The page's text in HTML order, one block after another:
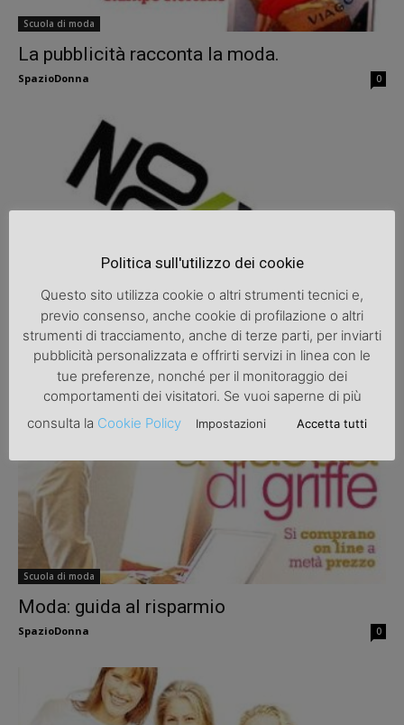
Scuola di moda
La pubblicità racconta la moda.
SpazioDonna 0
Scuola di moda
Idee nuove per la moda: un concorso per
diventare stilisti.
SpazioDonna
Scuola di moda
Moda: guida al risparmio
SpazioDonna 0
Politica sull'utilizzo dei cookie
Questo sito utilizza cookie o altri strumenti tecnici e,
previo consenso, anche cookie di profilazione o altri
strumenti di tracciamento, anche di terze parti, per inviarti
pubblicità personalizzata e offrirti servizi in linea con le
tue preferenze, nonché per il monitoraggio dei
comportamenti dei visitatori. Se vuoi saperne di più
consulta la Cookie Policy Impostazioni Accetta tutti